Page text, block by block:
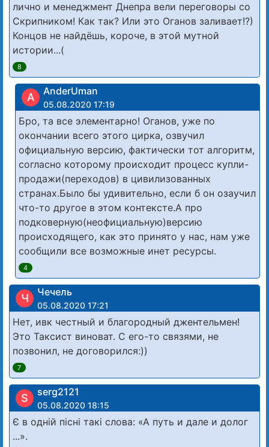
лично и менеджмент Днепра вели переговоры со
Скрипником! Как так? Или это Оганов заливает!?)
Концов не найдёшь, короче, в этой мутной
истории...(
8
A AnderUman
05.08.2020 17:19
Бро, та все элементарно! Оганов, уже по
окончании всего этого цирка, озвучил
официальную версию, фактически тот алгоритм,
согласно которому происходит процесс купли-
продажи(переходов) в цивилизованных
странах.Было бы удивительно, если б он озаучил
что-то другое в этом контексте.А про
подковерную(неофициальную)версию
происходящего, как это принято у нас, нам уже
сообщили все возможные инет ресурсы.
4
Ч Чечель
05.08.2020 17:21
Нет, ивк честный и благородный джентельмен!
Это Таксист виноват. С его-то связями, не
позвонил, не договорился:))
7
S serg2121
05.08.2020 18:15
Є в одній пісні такі слова: «А путь и дале и долог
...».